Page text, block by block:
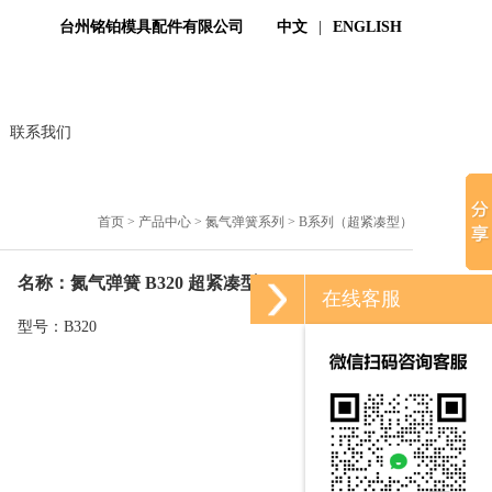
中文 ENGLISH
台州铭铂模具配件有限公司
联系我们
首页 > 产品中心 > 氮气弹簧系列 > B系列（超紧凑型）
名称：氮气弹簧 B320 超紧凑型
型号：B320
在线客服